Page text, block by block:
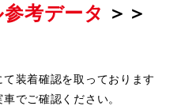
KTM TRIUMPH
る
考データ ＞＞
装着確認を取っております
でご確認ください。